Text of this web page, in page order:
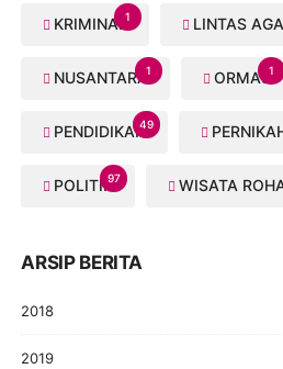
KRIMINAL1 LINTAS
NUSANTARA1 ORMAS1
PENDIDIKAN49
POLITIK97 WISATA
ARSIP BERITA
2018
2019